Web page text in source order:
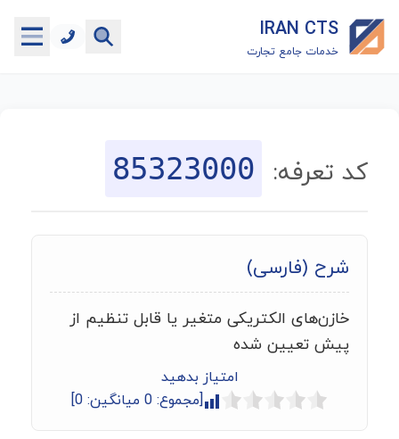
IRAN CTS
خدمات جامع تجارت
جستجوگر تعرفه گمرکی
ماشین حساب گمرکی
خدمات رایگان دیگر
کد تعرفه: 85323000
شرح (فارسی)
خازن‌های الکتریکی متغیر یا قابل تنظیم از
پیش تعیین شده
امتیاز بدهید
[مجموع: 0 میانگین: 0
]